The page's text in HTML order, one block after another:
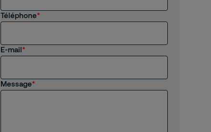
Téléphone
E-mail
Message